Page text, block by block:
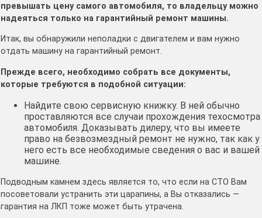
превышать цену самого автомобиля, то владельцу можно
надеяться только на гарантийный ремонт машины.
Итак, вы обнаружили неполадки с двигателем и вам нужно
отдать машину на гарантийный ремонт.
Прежде всего, необходимо собрать все документы,
которые требуются в подобной ситуации:
Найдите свою сервисную книжку. В ней обычно
проставляются все случаи прохождения техосмотра
автомобиля. Доказывать дилеру, что вы имеете
право на безвозмездный ремонт не нужно, так как у
него есть все необходимые сведения о вас и вашей
машине.
Подводным камнем здесь является то, что если на СТО Вам
посоветовали устранить эти царапины, а Вы отказались —
гарантия на ЛКП тоже может быть утрачена.